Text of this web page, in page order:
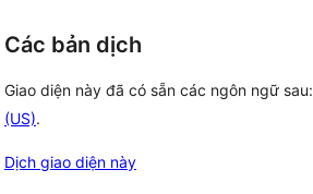
Các bản dịch
Giao diện này đã có sẵn các ngôn ngữ sau:
(US).
Dịch giao diện này